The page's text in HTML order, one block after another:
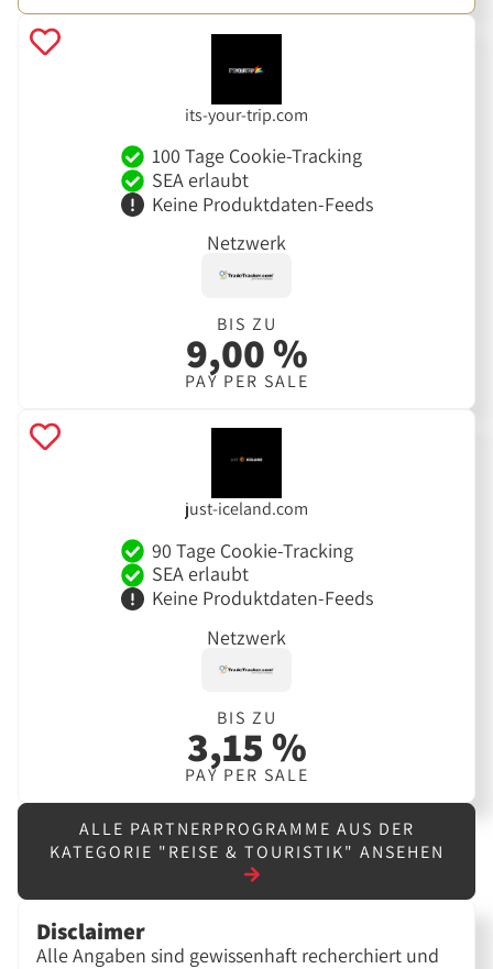
its-your-trip.com
100 Tage Cookie-Tracking
SEA erlaubt
Keine Produktdaten-Feeds
Netzwerk
BIS ZU
9,00 %
PAY PER SALE
just-iceland.com
90 Tage Cookie-Tracking
SEA erlaubt
Keine Produktdaten-Feeds
Netzwerk
BIS ZU
3,15 %
PAY PER SALE
ALLE PARTNERPROGRAMME AUS DER
KATEGORIE "REISE & TOURISTIK" ANSEHEN
Disclaimer
Alle Angaben sind gewissenhaft recherchiert und